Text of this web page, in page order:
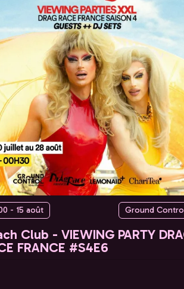
- 15 août Ground
Club - VIEWING PARTY
FRANCE #S4E6